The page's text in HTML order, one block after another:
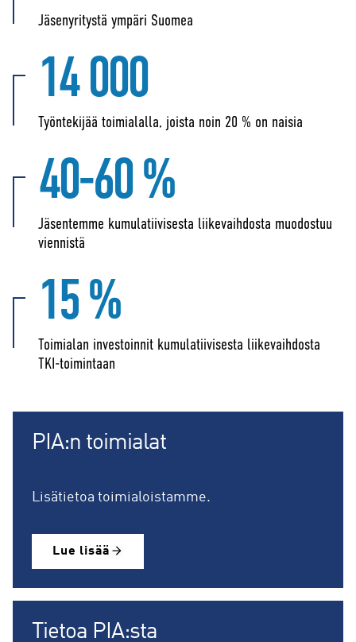
Jäsenyritystä ympäri Suomea
14 000
Työntekijää toimialalla, joista noin 20 % on naisia
40-60 %
Jäsentemme kumulatiivisesta liikevaihdosta muodostuu
viennistä
15 %
Toimialan investoinnit kumulatiivisesta liikevaihdosta
TKI-toimintaan
PIA:n toimialat
Lisätietoa toimialoistamme.
Lue lisää
Tietoa PIA:sta